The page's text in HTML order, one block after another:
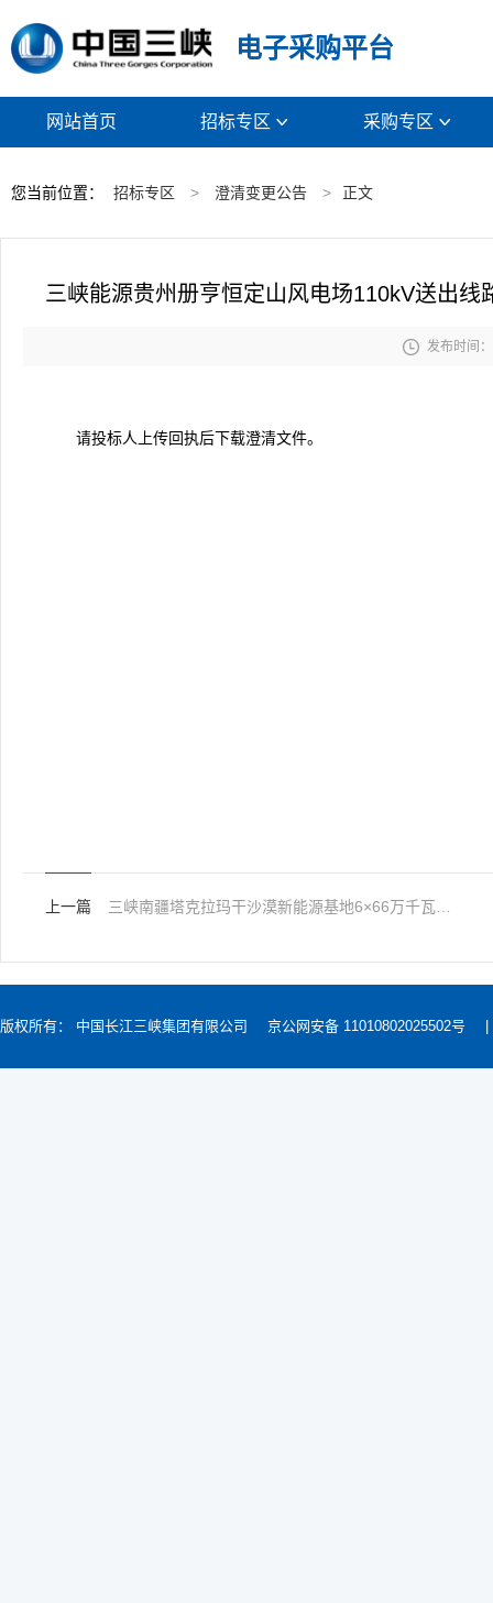
电子采购平台
网站首页 招标专区  采购专区 
您当前位置： 招标专区 > 澄清变更公告 > 正文
三峡能源贵州册亨恒定山风电场110kV送出
 发布时间
请投标人上传回执后下载澄清文件。
上一篇
版权所有： 中国长江三峡集团有限公司 京公网安备 11010802025502号